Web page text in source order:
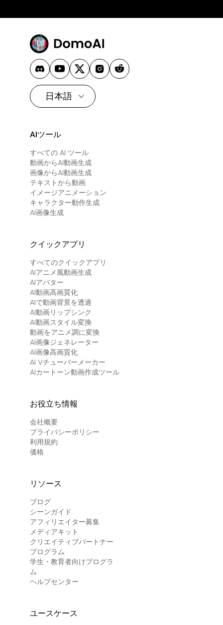
日本語
AIツール
すべての AI ツール
動画からAI動画生成
画像からAI動画生成
テキストから動画
イメージアニメーション
キャラクター動作生成
AI画像生成
クイックアプリ
すべてのクイックアプリ
AIアニメ風動画生成
AIアバター
AI動画高画質化
AIで動画背景を透過
AI動画リップシンク
AI動画スタイル変換
動画をアニメ調に変換
AI画像ジェネレーター
AI画像高画質化
AI Vチューバーメーカー
AIカートーン動画作成ツール
お役立ち情報
会社概要
プライバシーポリシー
利用規約
価格
リソース
ブログ
シーンガイド
アフィリエイター募集
メディアキット
クリエイティブパートナー
プログラム
学生・教育者向けプログラ
ム
ヘルプセンター
ユースケース